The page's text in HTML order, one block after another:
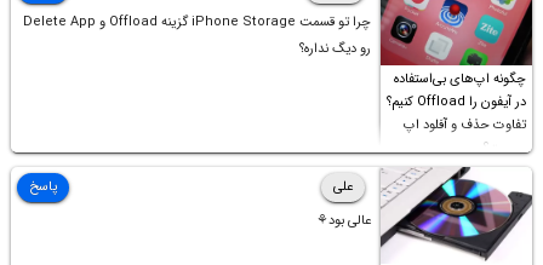
چگونه اپ‌های بی‌استفاده
در آیفون را Offload کنیم؟
تفاوت حذف و آفلود اپ
چیست؟
چرا تو قسمت iPhone Storage گزینه Offload و Delete App
رو دیگ نداره؟
علی
عالی بود⚘
پاسخ